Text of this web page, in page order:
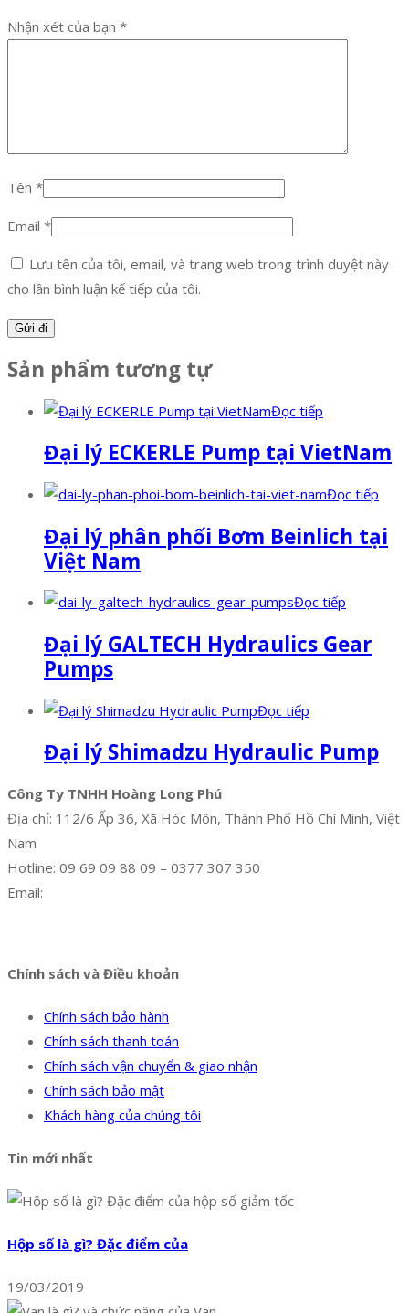
Nhận xét của bạn *
Tên *
Email *
Lưu tên của tôi, email, và trang web trong trình duyệt này
cho lần bình luận kế tiếp của tôi.
Sản phẩm tương tự
Đọc tiếp
Đại lý ECKERLE Pump tại VietNam
Đọc tiếp
Đại lý phân phối Bơm Beinlich tại
Việt Nam
Đọc tiếp
Đại lý GALTECH Hydraulics Gear
Pumps
Đọc tiếp
Đại lý Shimadzu Hydraulic Pump
Công Ty TNHH Hoàng Long Phú
Địa chỉ: 112/6 Ấp 36, Xã Hóc Môn, Thành Phố Hồ Chí Minh, Việt
Nam
Hotline: 09 69 09 88 09 – 0377 307 350
Email:
Chính sách và Điều khoản
Chính sách bảo hành
Chính sách thanh toán
Chính sách vận chuyển & giao nhận
Chính sách bảo mật
Khách hàng của chúng tôi
Tin mới nhất
Hộp số là gì? Đặc điểm của
19/03/2019